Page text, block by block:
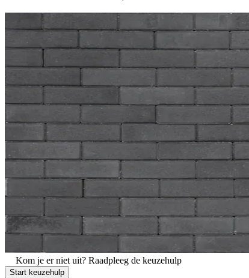
Kom je er niet uit? Raadpleeg de keuzehulp
Start keuzehulp